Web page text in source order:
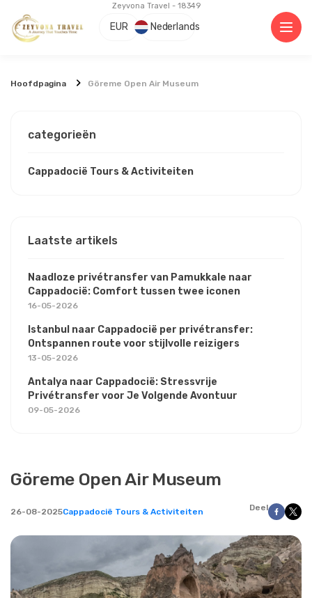
Zeyvona Travel - 18349
EUR Nederlands
Hoofdpagina Göreme Open Air Museum
Göreme Open Air Museum
26-08-2025Cappadocië Tours & Activiteiten Deel
categorieën
Cappadocië Tours & Activiteiten
Laatste artikels
Naadloze privétransfer van Pamukkale naar
Cappadocië: Comfort tussen twee iconen
16-05-2026
Istanbul naar Cappadocië per privétransfer:
Ontspannen route voor stijlvolle reizigers
13-05-2026
Antalya naar Cappadocië: Stressvrije
Privétransfer voor Je Volgende Avontuur
09-05-2026